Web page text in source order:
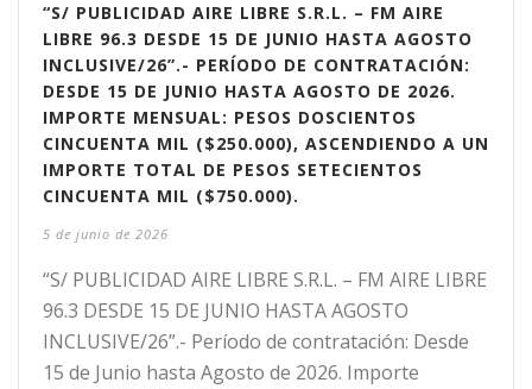
“S/ PUBLICIDAD AIRE LIBRE S.R.L. – FM AIRE
LIBRE 96.3 DESDE 15 DE JUNIO HASTA AGOSTO
INCLUSIVE/26”.- PERÍODO DE CONTRATACIÓN:
DESDE 15 DE JUNIO HASTA AGOSTO DE 2026.
IMPORTE MENSUAL: PESOS DOSCIENTOS
CINCUENTA MIL ($250.000), ASCENDIENDO A UN
IMPORTE TOTAL DE PESOS SETECIENTOS
CINCUENTA MIL ($750.000).
5 de junio de 2026
“S/ PUBLICIDAD AIRE LIBRE S.R.L. – FM AIRE LIBRE
96.3 DESDE 15 DE JUNIO HASTA AGOSTO
INCLUSIVE/26”.- Período de contratación: Desde
15 de Junio hasta Agosto de 2026. Importe